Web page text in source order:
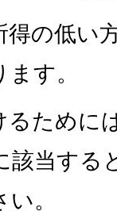
の低い
す。
るために
該当する
。